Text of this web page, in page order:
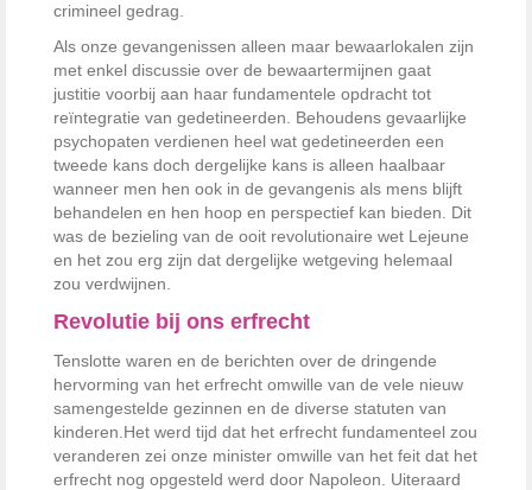
crimineel gedrag.
Als onze gevangenissen alleen maar bewaarlokalen zijn
met enkel discussie over de bewaartermijnen gaat
justitie voorbij aan haar fundamentele opdracht tot
reïntegratie van gedetineerden. Behoudens gevaarlijke
psychopaten verdienen heel wat gedetineerden een
tweede kans doch dergelijke kans is alleen haalbaar
wanneer men hen ook in de gevangenis als mens blijft
behandelen en hen hoop en perspectief kan bieden. Dit
was de bezieling van de ooit revolutionaire wet Lejeune
en het zou erg zijn dat dergelijke wetgeving helemaal
zou verdwijnen.
Revolutie bij ons erfrecht
Tenslotte waren en de berichten over de dringende
hervorming van het erfrecht omwille van de vele nieuw
samengestelde gezinnen en de diverse statuten van
kinderen.Het werd tijd dat het erfrecht fundamenteel zou
veranderen zei onze minister omwille van het feit dat het
erfrecht nog opgesteld werd door Napoleon. Uiteraard